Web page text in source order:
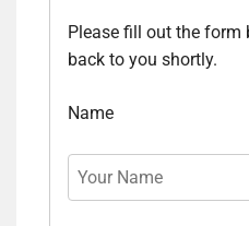
Please fill out the form
back to you shortly.
Name